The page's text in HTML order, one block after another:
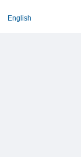
English